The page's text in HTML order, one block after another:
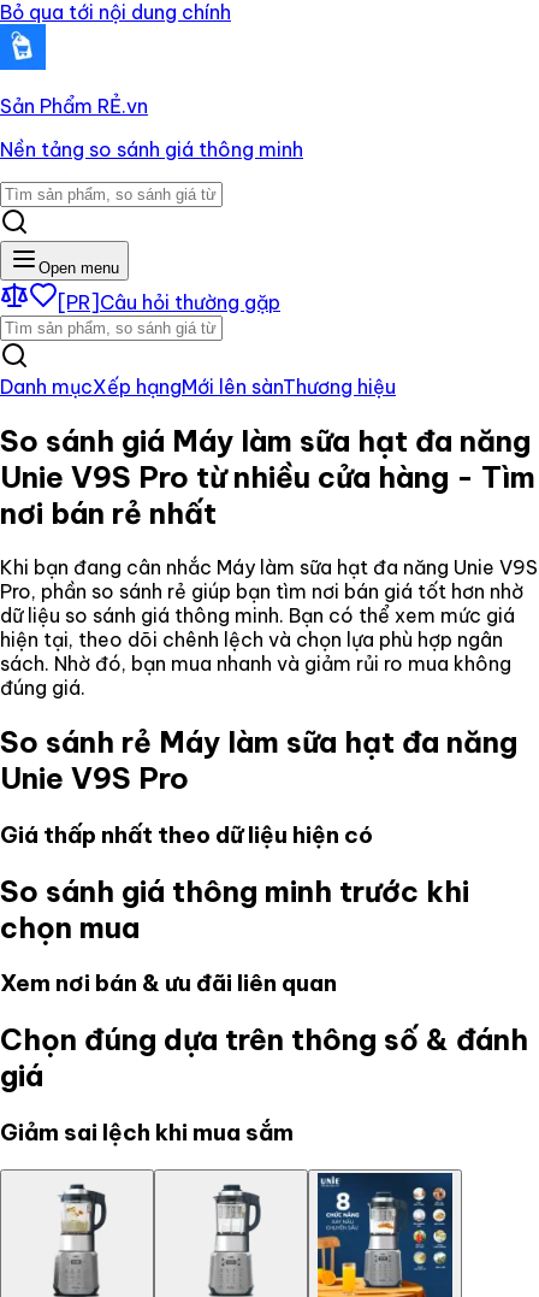
Bỏ qua tới nội dung chính
Sản Phẩm RẺ.vn
Nền tảng so sánh giá thông minh
Open menu
[PR] Câu hỏi thường gặp
Danh mụcXếp hạngMới lên sànThương hiệu
So sánh giá Máy làm sữa hạt đa năng
Unie V9S Pro từ nhiều cửa hàng - Tìm
nơi bán rẻ nhất
Khi bạn đang cân nhắc Máy làm sữa hạt đa năng Unie V9S
Pro, phần so sánh rẻ giúp bạn tìm nơi bán giá tốt hơn nhờ
dữ liệu so sánh giá thông minh. Bạn có thể xem mức giá
hiện tại, theo dõi chênh lệch và chọn lựa phù hợp ngân
sách. Nhờ đó, bạn mua nhanh và giảm rủi ro mua không
đúng giá.
So sánh rẻ Máy làm sữa hạt đa năng
Unie V9S Pro
Giá thấp nhất theo dữ liệu hiện có
So sánh giá thông minh trước khi
chọn mua
Xem nơi bán & ưu đãi liên quan
Chọn đúng dựa trên thông số & đánh
giá
Giảm sai lệch khi mua sắm